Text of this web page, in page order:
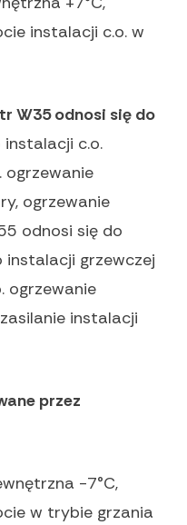
instalacji c.o. w
W35 odnosi się do
instalacji c.o.
ogrzewanie
ogrzewanie
odnosi się do
grzewczej
ogrzewanie
instalacji
przez
-7°C,
w trybie grzania